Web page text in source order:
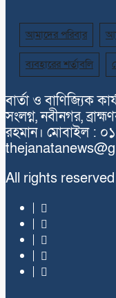
আমাদের পরিবার
ব্যবহারের শর্তাবলি
বার্তা ও বাণিজ্যিক
সংলগ্ন, নবীনগর,
রহমান। মোবাইল :
All rights